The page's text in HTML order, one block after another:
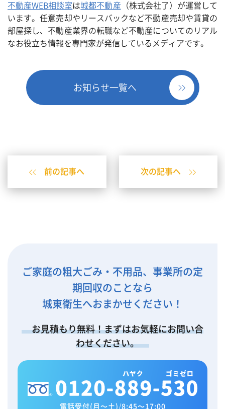
不動産WEB相談室は城都不動産 （株式会社了）が運営して
います。任意売却やリースバックなど不動産売却や賃貸の
部屋探し、不動産業界の転職など不動産についてのリアル
なお役立ち情報を専門家が発信しているメディアです。
お知らせ一覧へ
前の記事へ 次の記事へ
ご家庭の粗大ごみ・不用品、事業所の定
期回収のことなら
城東衛生へおまかせください！
お見積もり無料！まずはお気軽にお問い合
わせください。
電話受付(月～土) /8:45～17:00